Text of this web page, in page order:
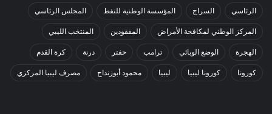
الرئاسي السراج المؤسسة الوطنية للنفط المجلس الرئاسي
المركز الوطني لمكافحة الأمراض المفقودين المنتخب الليبي
الهجرة الوضع الوبائي ترامب حفتر درنة كرة القدم
كورونا كورونا ليبيا ليبيا محمود أبوزنداح مصرف ليبيا المركزي